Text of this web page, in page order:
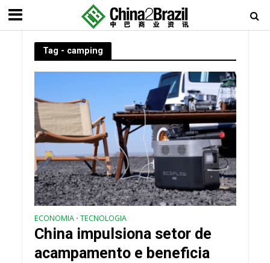
Tag - camping
ECONOMIA • TECNOLOGIA
China impulsiona setor de
acampamento e beneficia